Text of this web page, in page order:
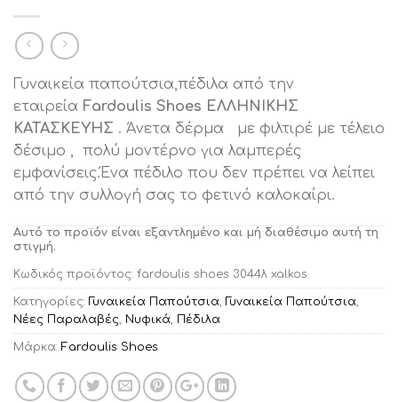
Γυναικεία παπούτσια,πέδιλα από την
εταιρεία Fardoulis Shoes ΕΛΛΗΝΙΚΗΣ
ΚΑΤΑΣΚΕΥΗΣ . Άνετα δέρμα με φιλτιρέ με τέλειο
δέσιμο , πολύ μοντέρνο για λαμπερές
εμφανίσεις.Ένα πέδιλο που δεν πρέπει να λείπει
από την συλλογή σας το φετινό καλοκαίρι.
Αυτό το προϊόν είναι εξαντλημένο και μή διαθέσιμο αυτή τη
στιγμή.
Κωδικός προϊόντος: fardoulis shoes 3044λ xalkos
Κατηγορίες: Γυναικεία Παπούτσια, Γυναικεία Παπούτσια,
Νέες Παραλαβές, Νυφικά, Πέδιλα
Μάρκα: Fardoulis Shoes